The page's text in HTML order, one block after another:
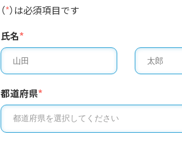
（*）は必須項目です
氏名*
都道府県*